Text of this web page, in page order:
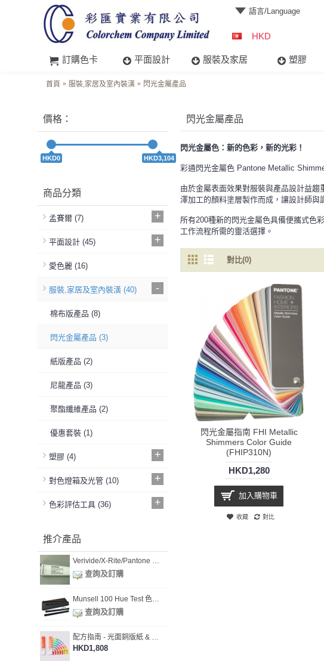
語言/Language
HKD
訂購色卡 平面設計 服裝及家居 塑膠
首頁 服裝,家居及室內裝潢 閃光金屬產品
價格：
HKD0 HKD3,104
商品分類
孟賽爾 (7) +
平面設計 (45) +
愛色麗 (16)
服裝,家居及室內裝潢 (40) -
棉布版產品 (8)
閃光金屬產品 (3)
紙版產品 (2)
尼龍產品 (3)
聚酯纖維產品 (2)
優惠套裝 (1)
塑膠 (4) +
對色燈箱及光管 (10) +
色彩評估工具 (36) +
推介產品
Verivide/X-Rite/Pantone 燈箱光管 [提供燈箱校正及證書服務]
查詢及訂購
Munsell 100 Hue Test 色棋測試 (M80000)
查詢及訂購
配方指南 - 光面銅版紙 & 膠版紙 Formula Guide Coated & Uncoated (GP1601B)
HKD1,808
閃光金屬產品
閃光金屬色：新的色彩，新的光彩！
彩通閃光金屬色 Pantone Metallic
由於金屬表面效果對服裝與產品設計益
澤加工的顏料塗層製作而成，讓設計師與
所有200種新的閃光金屬色具備便攜式色
工作流程所需的靈活選擇。
對比(0)
閃光金屬指南 FHI Metallic
Shimmers Color Guide
(FHIP310N)
HKD1,280
加入購物車
收藏 對比